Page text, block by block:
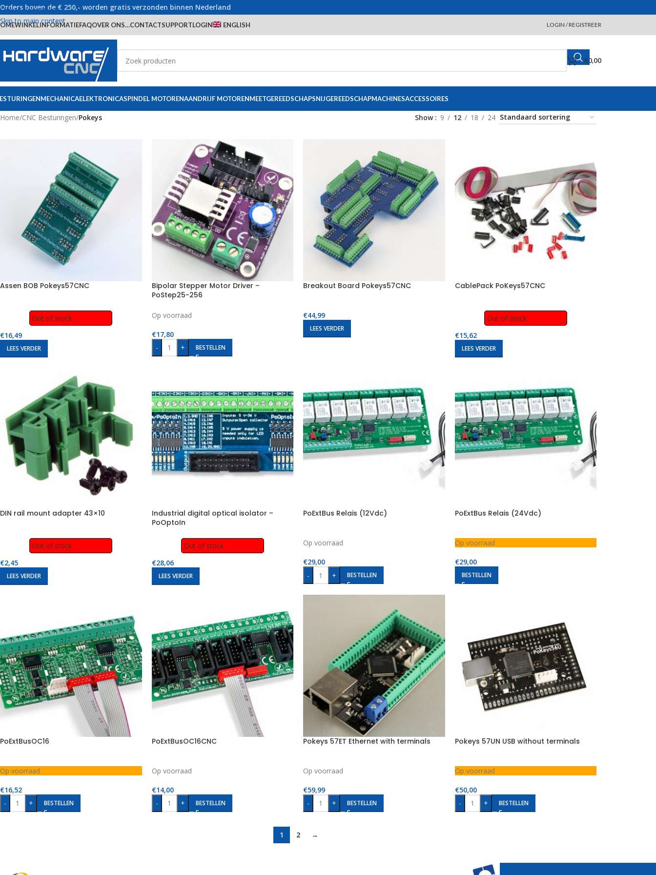
Skip to navigation
Skip to main content
Orders boven de € 250,- worden gratis verzonden binnen Nederland
WINKELINFORMATIEFAQOVER ONS…CONTACTSUPPORTLOGIN ENGLISH LOGIN / REGISTREER
€0,00
MECHANICAELEKTRONICASPINDEL MOTORENAANDRIJF MOTORENMEETGEREEDSCHAPSNIJGEREEDSCHAPMACHINESACCESSOIRES
Home/CNC Besturingen/Pokeys Show 9 12 18 24
Assen BOB Pokeys57CNC
Out of stock
€16,49
LEES VERDER
Bipolar Stepper Motor Driver –
PoStep25-256
Op voorraad
€17,80
-
+ BESTELLEN
Breakout Board Pokeys57CNC
€44,99
LEES VERDER
CablePack PoKeys57CNC
Out of stock
€15,62
LEES VERDER
DIN rail mount adapter 43×10
Out of stock
€2,45
LEES VERDER
Industrial digital optical isolator –
PoOptoIn
Out of stock
€28,06
LEES VERDER
PoExtBus Relais (12Vdc)
Op voorraad
€29,00
-
+ BESTELLEN
PoExtBus Relais (24Vdc)
Op voorraad
€29,00
BESTELLEN
PoExtBusOC16
Op voorraad
€16,52
-
+ BESTELLEN
PoExtBusOC16CNC
Op voorraad
€14,00
-
+ BESTELLEN
Pokeys 57ET Ethernet with terminals
Op voorraad
€59,99
-
+ BESTELLEN
Pokeys 57UN USB without terminals
Op voorraad
€50,00
-
+ BESTELLEN
1 2 →